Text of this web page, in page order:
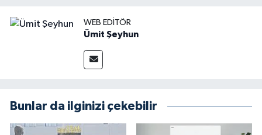
WEB EDITÖR
Ümit Şeyhun
Bunlar da ilginizi çekebilir